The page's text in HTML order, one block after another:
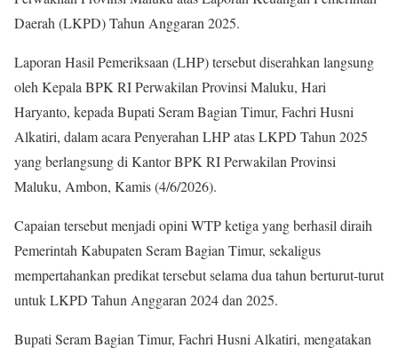
Daerah (LKPD) Tahun Anggaran 2025.
Laporan Hasil Pemeriksaan (LHP) tersebut diserahkan langsung
oleh Kepala BPK RI Perwakilan Provinsi Maluku, Hari
Haryanto, kepada Bupati Seram Bagian Timur, Fachri Husni
Alkatiri, dalam acara Penyerahan LHP atas LKPD Tahun 2025
yang berlangsung di Kantor BPK RI Perwakilan Provinsi
Maluku, Ambon, Kamis (4/6/2026).
Capaian tersebut menjadi opini WTP ketiga yang berhasil diraih
Pemerintah Kabupaten Seram Bagian Timur, sekaligus
mempertahankan predikat tersebut selama dua tahun berturut-turut
untuk LKPD Tahun Anggaran 2024 dan 2025.
Bupati Seram Bagian Timur, Fachri Husni Alkatiri, mengatakan